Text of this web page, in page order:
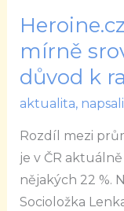
mírně
důvod k
aktualita,
Rozdíl mezi
je v ČR
nějakých 22 %.
Socioložka
Heroine.cz:
Mzdy
Česku
se
mírně
srovnaly.
Proč
to